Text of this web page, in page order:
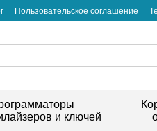
Пользовательское соглашение
и ключей